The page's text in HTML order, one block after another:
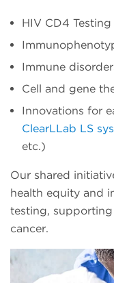
HIV CD4 Testing
Immune
Cell and gene
Innovations for
ClearLLab LS
etc.)
Our shared
health equity and
testing,
cancer.